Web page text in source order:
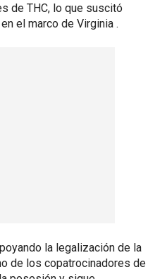
de THC, lo que suscitó
el marco de Virginia .
la legalización de la
de los copatrocinadores de